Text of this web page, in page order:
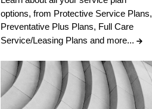
options, from Protective Service Plans,
Preventative Plus Plans, Full Care
Service/Leasing Plans and more...